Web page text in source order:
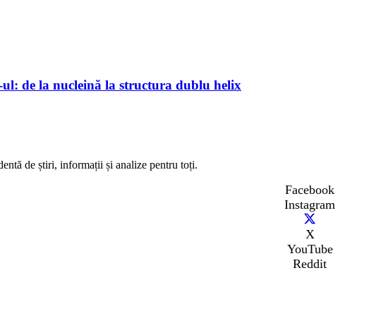
de la nucleină la structura dublu helix
de știri, informații și analize pentru toți.
Facebook
Instagram
X
YouTube
Reddit